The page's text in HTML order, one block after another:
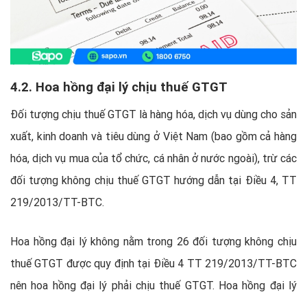
4.2. Hoa hồng đại lý chịu thuế GTGT
Đối tượng chịu thuế GTGT là hàng hóa, dịch vụ dùng cho sản
xuất, kinh doanh và tiêu dùng ở Việt Nam (bao gồm cả hàng
hóa, dịch vụ mua của tổ chức, cá nhân ở nước ngoài), trừ các
đối tượng không chịu thuế GTGT hướng dẫn tại Điều 4, TT
219/2013/TT-BTC.
Hoa hồng đại lý không nằm trong 26 đối tượng không chịu
thuế GTGT được quy định tại Điều 4 TT 219/2013/TT-BTC
nên hoa hồng đại lý phải chịu thuế GTGT. Hoa hồng đại lý